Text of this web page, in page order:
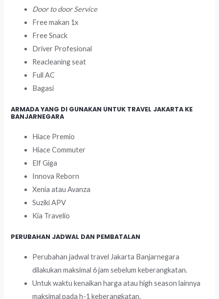
Door to door Service
Free makan 1x
Free Snack
Driver Profesional
Reacleaning seat
Full AC
Bagasi
ARMADA YANG DI GUNAKAN UNTUK TRAVEL JAKARTA KE
BANJARNEGARA
Hiace Premio
Hiace Commuter
Elf Giga
Innova Reborn
Xenia atau Avanza
Suziki APV
Kia Travelio
PERUBAHAN JADWAL DAN PEMBATALAN
Perubahan jadwal travel Jakarta Banjarnegara
dilakukan maksimal 6 jam sebelum keberangkatan.
Untuk waktu kenaikan harga atau high season lainnya
maksimal pada h-1 keberangkatan.